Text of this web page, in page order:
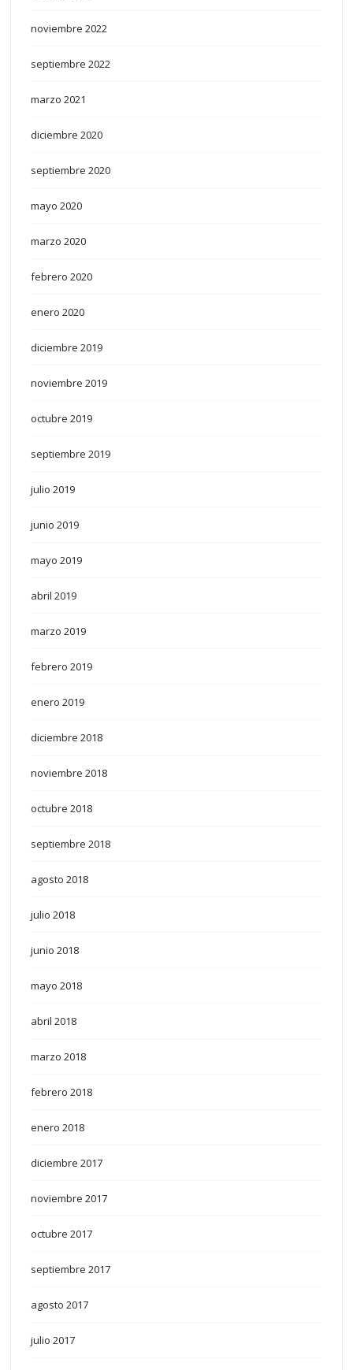
noviembre 2022
septiembre 2022
marzo 2021
diciembre 2020
septiembre 2020
mayo 2020
marzo 2020
febrero 2020
enero 2020
diciembre 2019
noviembre 2019
octubre 2019
septiembre 2019
julio 2019
junio 2019
mayo 2019
abril 2019
marzo 2019
febrero 2019
enero 2019
diciembre 2018
noviembre 2018
octubre 2018
septiembre 2018
agosto 2018
julio 2018
junio 2018
mayo 2018
abril 2018
marzo 2018
febrero 2018
enero 2018
diciembre 2017
noviembre 2017
octubre 2017
septiembre 2017
agosto 2017
julio 2017